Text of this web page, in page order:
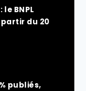
BNPL
du 20
publiés,